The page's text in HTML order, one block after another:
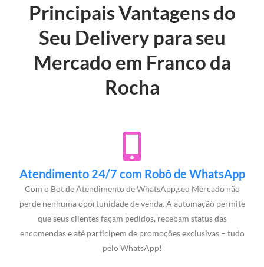
Principais Vantagens do
Seu Delivery para seu
Mercado em Franco da
Rocha
Atendimento 24/7 com Robô de WhatsApp
Com o Bot de Atendimento de WhatsApp,seu Mercado não
perde nenhuma oportunidade de venda. A automação permite
que seus clientes façam pedidos, recebam status das
encomendas e até participem de promoções exclusivas – tudo
pelo WhatsApp!